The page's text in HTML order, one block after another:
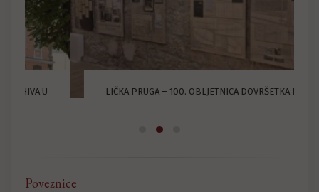
LIČKA PRUGA – 100. OBLJETNICA DOVRŠETKA IZGRADNJE
Poveznice